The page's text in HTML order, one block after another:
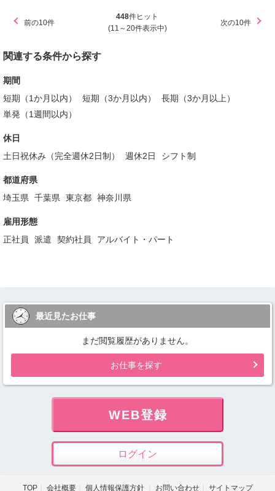
前の10件
448件ヒット
(11～20件表示中)
次の10件
関連する条件から探す
期間
短期（1か月以内）
短期（3か月以内）
長期（3か月以上）
単発（1週間以内）
休日
土日祝休み（完全週休2日制）
週休2日 シフト制
都道府県
埼玉県 千葉県 東京都 神奈川県
雇用形態
正社員
派遣 契約社員 アルバイト・パート
最近見たお仕事
まだ閲覧履歴がありません。
お仕事を探す
WEB登録
ログイン
TOP 会社概要 個人情報保護方針 お問い合わせ サイトマップ